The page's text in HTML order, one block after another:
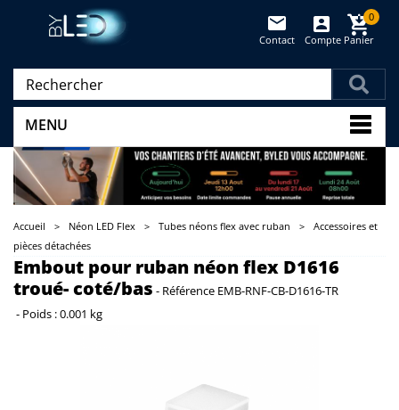
Panier
0
Compte
Contact
MENU
Accueil > Néon LED Flex > Tubes néons flex avec ruban >
Accessoires et
pièces détachées
Embout pour ruban néon flex D1616
troué- coté/bas - Référence EMB-RNF-CB-D1616-TR
- Poids :0.001 kg